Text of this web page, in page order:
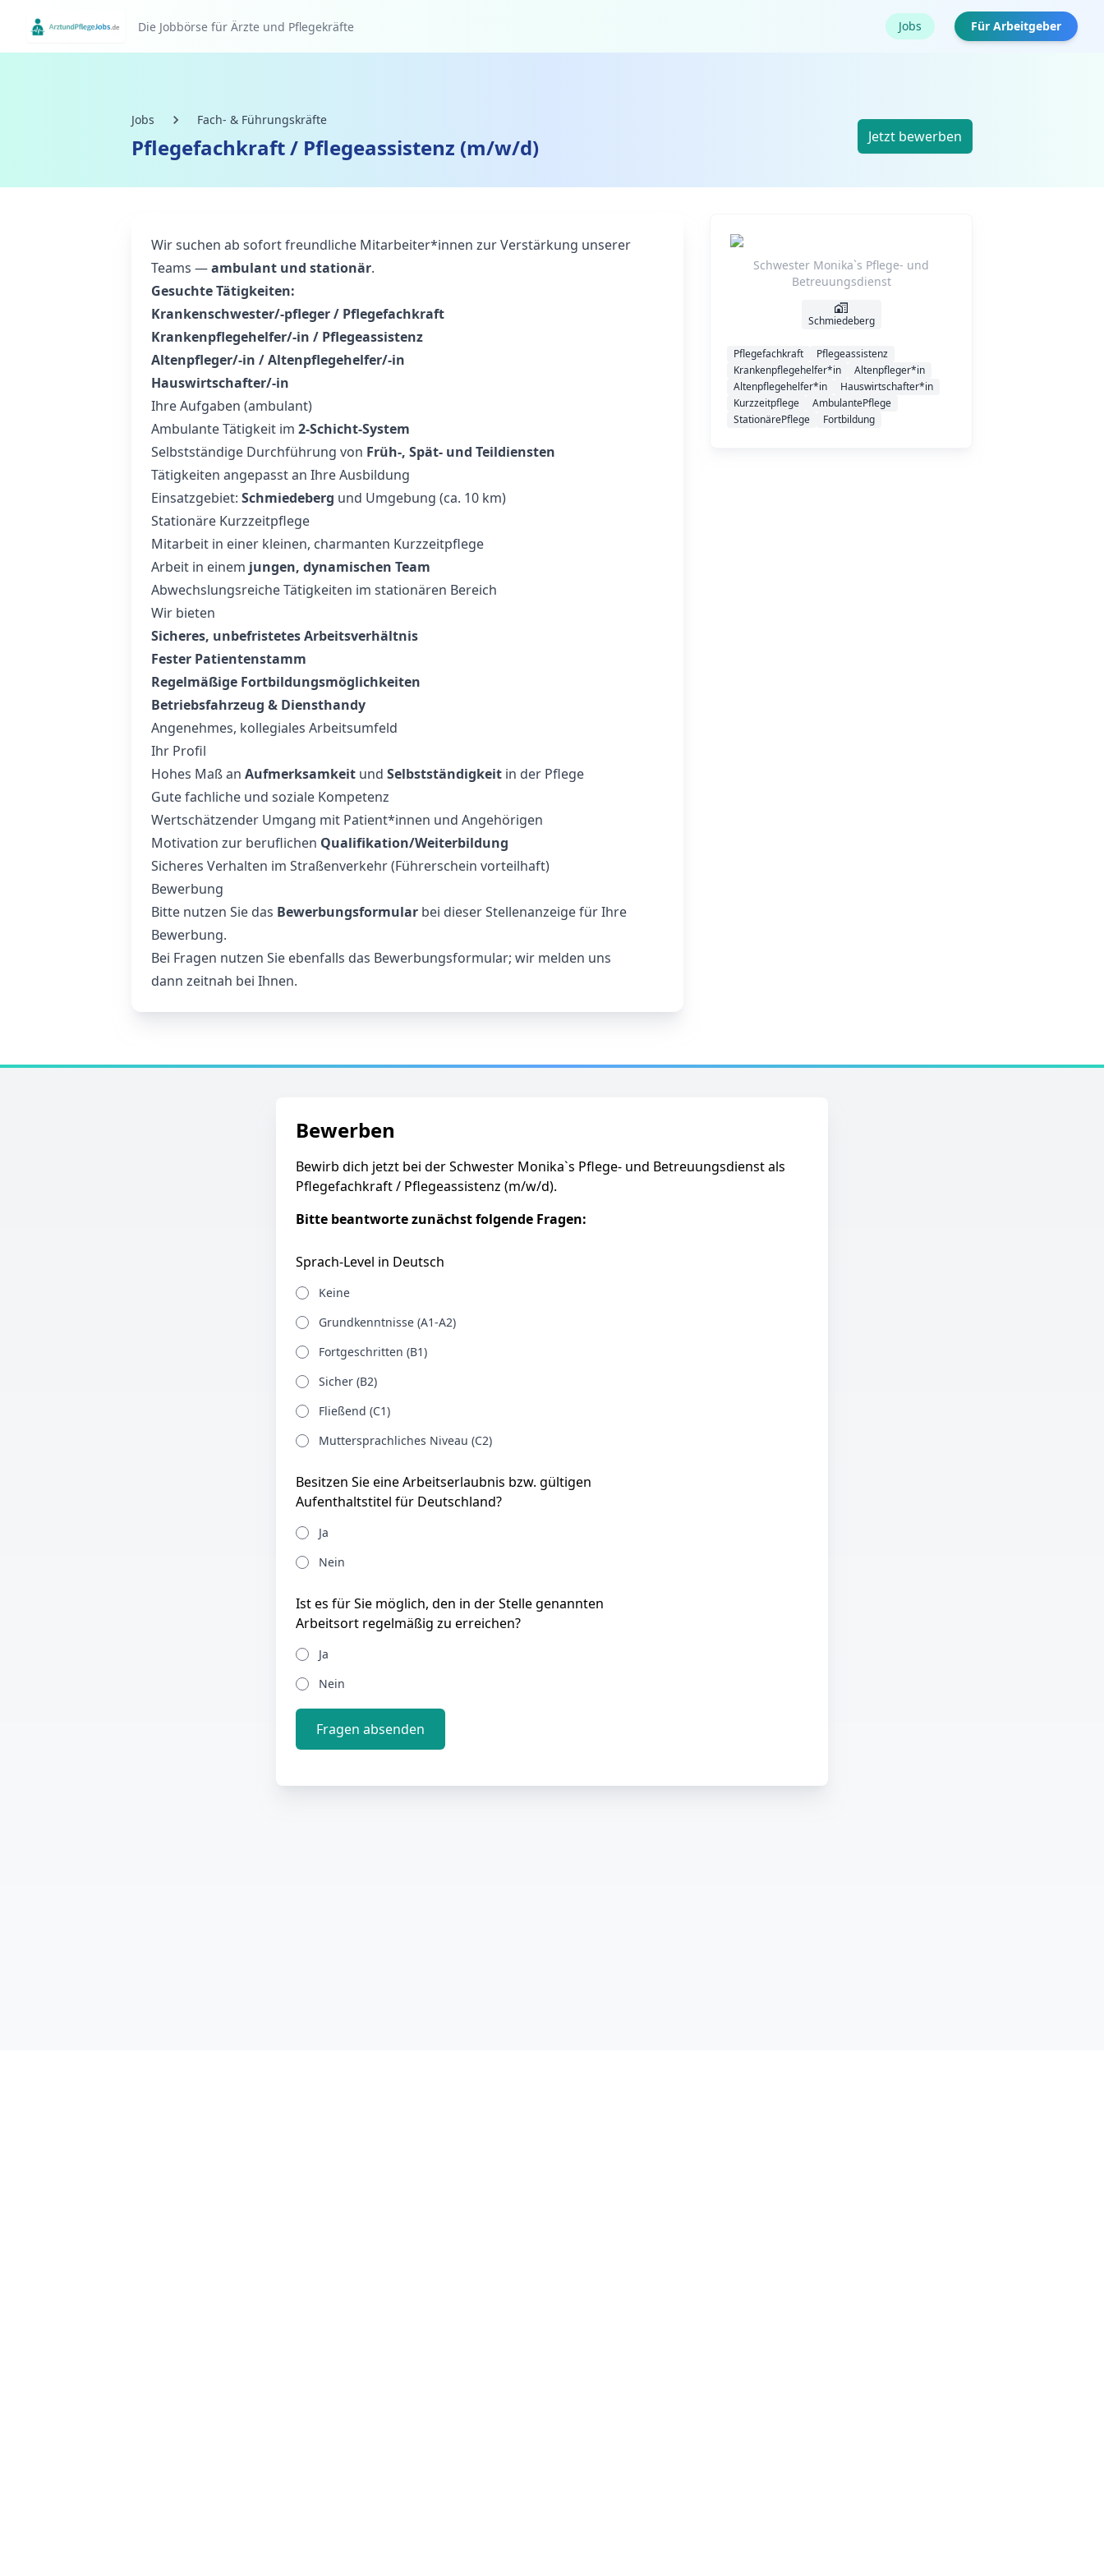
Die Jobbörse für Ärzte und Pflegekräfte Jobs Für Arbeitgeber
Jobs Fach- & Führungskräfte
Pflegefachkraft / Pflegeassistenz (m/w/d) Jetzt bewerben
Wir suchen ab sofort freundliche Mitarbeiter*innen zur Verstärkung unserer
Teams —ambulant und stationär.
Gesuchte Tätigkeiten:
Krankenschwester/-pfleger / Pflegefachkraft
Krankenpflegehelfer/-in / Pflegeassistenz
Altenpfleger/-in / Altenpflegehelfer/-in
Hauswirtschafter/-in
Ihre Aufgaben (ambulant)
Ambulante Tätigkeit im 2‑Schicht‑System
Selbstständige Durchführung von Früh-, Spät- und Teildiensten
Tätigkeiten angepasst an Ihre Ausbildung
Einsatzgebiet: Schmiedeberg und Umgebung (ca. 10 km)
Stationäre Kurzzeitpflege
Mitarbeit in einer kleinen, charmanten Kurzzeitpflege
Arbeit in einem jungen, dynamischen Team
Abwechslungsreiche Tätigkeiten im stationären Bereich
Wir bieten
Sicheres, unbefristetes Arbeitsverhältnis
Fester Patientenstamm
Regelmäßige Fortbildungsmöglichkeiten
Betriebsfahrzeug & Diensthandy
Angenehmes, kollegiales Arbeitsumfeld
Ihr Profil
Hohes Maß an Aufmerksamkeit und Selbstständigkeit in der Pflege
Gute fachliche und soziale Kompetenz
Wertschätzender Umgang mit Patient*innen und Angehörigen
Motivation zur beruflichen Qualifikation/Weiterbildung
Sicheres Verhalten im Straßenverkehr (Führerschein vorteilhaft)
Bewerbung
Bitte nutzen Sie das Bewerbungsformular bei dieser Stellenanzeige für Ihre
Bewerbung.
Bei Fragen nutzen Sie ebenfalls das Bewerbungsformular; wir melden uns
dann zeitnah bei Ihnen.
Schwester Monika`s Pflege- und
Betreuungsdienst
Schmiedeberg
Pflegefachkraft
Pflegeassistenz
Krankenpflegehelfer*in
Altenpfleger*in
Altenpflegehelfer*in
Hauswirtschafter*in
Kurzzeitpflege
AmbulantePflege
StationärePflege
Fortbildung
Bewerben
Bewirb dich jetzt bei der Schwester Monika`s Pflege- und Betreuungsdienst als
Pflegefachkraft / Pflegeassistenz (m/w/d).
Bitte beantworte zunächst folgende Fragen:
Sprach-Level in Deutsch
Keine
Grundkenntnisse (A1-A2)
Fortgeschritten (B1)
Sicher (B2)
Fließend (C1)
Muttersprachliches Niveau (C2)
Besitzen Sie eine Arbeitserlaubnis bzw. gültigen
Aufenthaltstitel für Deutschland?
Ja
Nein
Ist es für Sie möglich, den in der Stelle genannten
Arbeitsort regelmäßig zu erreichen?
Ja
Nein
Fragen absenden